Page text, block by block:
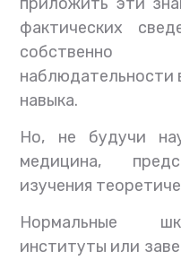
фактических
собственно
наблюдательности
навыка.
Но, не будучи
медицина,
изучения
Нормальные
институты или